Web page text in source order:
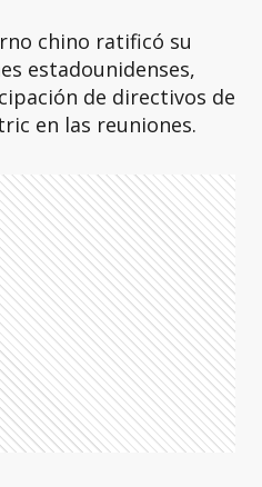
chino ratificó su
estadounidenses,
de directivos de
en las reuniones.